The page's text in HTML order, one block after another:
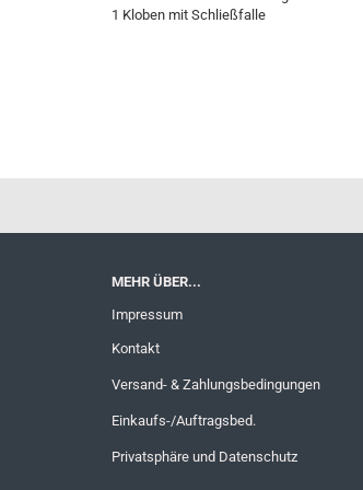
1 Kloben mit Schließfalle
MEHR ÜBER...
Impressum
Kontakt
Versand- & Zahlungsbedingungen
Einkaufs-/Auftragsbed.
Privatsphäre und Datenschutz